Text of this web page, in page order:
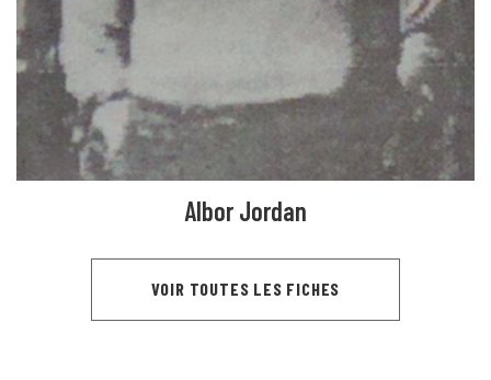
Albor Jordan
VOIR TOUTES LES FICHES